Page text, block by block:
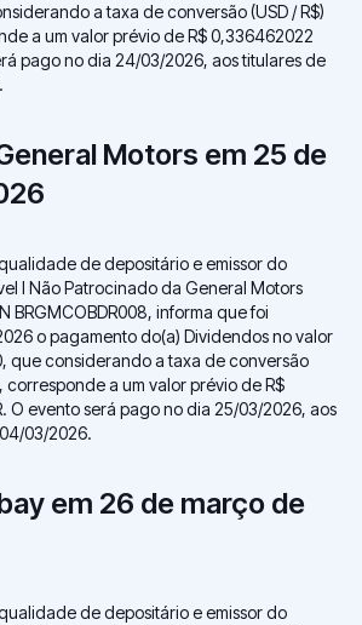
a taxa de conversão (USD / R$)
a um valor prévio de R$ 0,336462022
pago no dia 24/03/2026, aos titulares de
Motors em 25 de
de depositário e emissor do
I Não Patrocinado da General Motors
BRGMCOBDR008, informa que foi
o pagamento do(a) Dividendos no valor
que considerando a taxa de conversão
corresponde a um valor prévio de R$
O evento será pago no dia 25/03/2026, aos
03/2026.
em 26 de março de
de depositário e emissor do